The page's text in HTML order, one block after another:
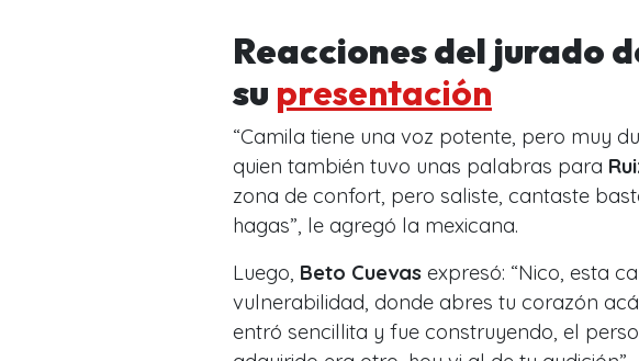
Reacciones del jurado
su presentación
“Camila tiene una voz potente, pero muy
quien también tuvo unas palabras para
zona de confort, pero saliste, cantaste
hagas”, le agregó la mexicana.
Luego, Beto Cuevas expresó: “Nico, esta
vulnerabilidad, donde abres tu corazón acá
entró sencillita y fue construyendo, el